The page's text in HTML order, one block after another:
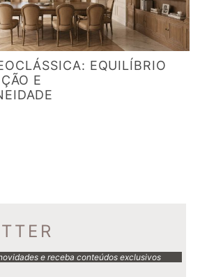
EQUILÍBRIO
E
e receba conteúdos exclusivos